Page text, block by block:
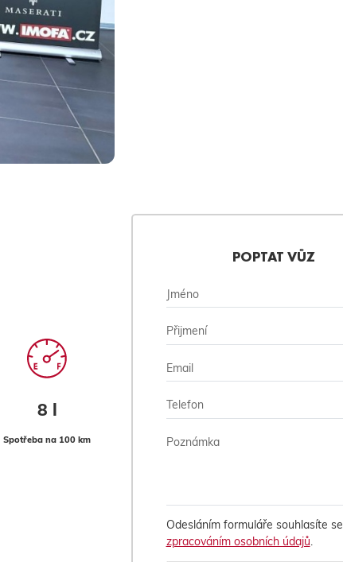
8 l
Spotřeba na 100 km
POPTAT VŮZ
Odesláním formuláře souhlasíte se
zpracováním osobních údajů.